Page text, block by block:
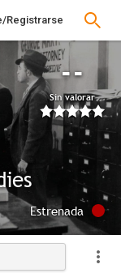
Registrarse
--
Sin valorar
Estrenada